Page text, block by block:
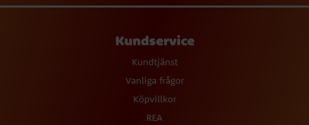
Kundservice
Kundtjänst
Vanliga frågor
Köpvillkor
REA